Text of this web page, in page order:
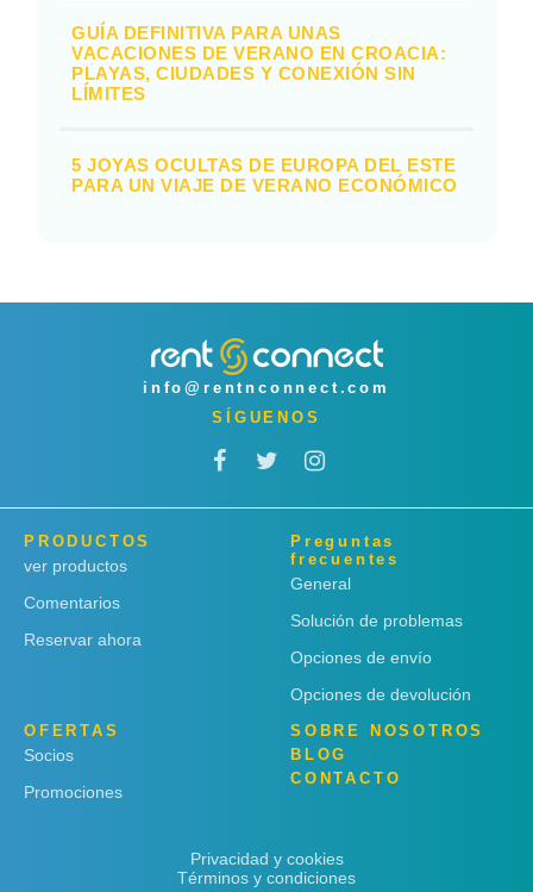
GUÍA DEFINITIVA PARA UNAS
VACACIONES DE VERANO EN CROACIA:
PLAYAS, CIUDADES Y CONEXIÓN SIN
LÍMITES
5 JOYAS OCULTAS DE EUROPA DEL ESTE
PARA UN VIAJE DE VERANO ECONÓMICO
info@rentnconnect.com
SÍGUENOS
PRODUCTOS
ver productos
Comentarios
Reservar ahora
Preguntas
frecuentes
General
Solución de problemas
Opciones de envío
Opciones de devolución
OFERTAS
Socios
Promociones
SOBRE NOSOTROS
BLOG
CONTACTO
Privacidad y cookies
Términos y condiciones